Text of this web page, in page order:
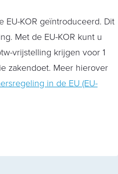
EU-KOR geïntroduceerd. Dit
Met de EU-KOR kunt u
vrijstelling krijgen voor 1
zakendoet. Meer hierover
in de EU (EU-